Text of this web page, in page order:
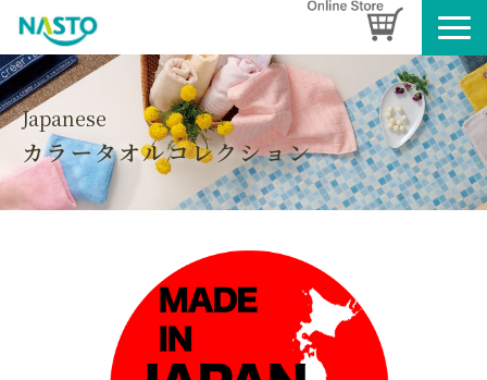
企業情報
製品情報
お知らせ
ブログ
SDGsへの取り組み
Japanese
カラータオルコレクション